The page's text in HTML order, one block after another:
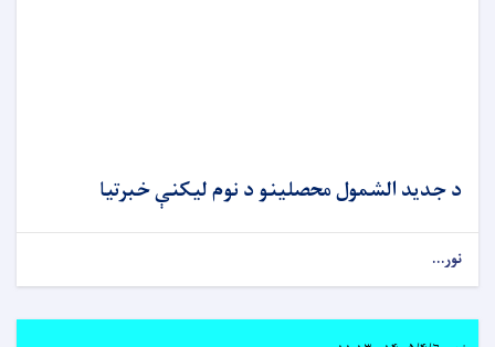
د جدید الشمول محصلینو د نوم لیکنې خبرتیا
نور...